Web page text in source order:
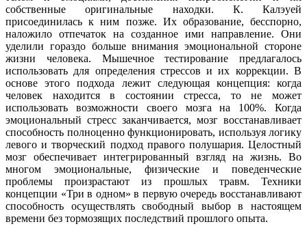
собственные оригинальные находки. К. Калэуей
присоединилась к ним позже. Их образование, бесспорно,
наложило отпечаток на созданное ими направление. Они
уделили гораздо больше внимания эмоциональной стороне
жизни человека. Мышечное тестирование предлагалось
использовать для определения стрессов и их коррекции. В
основе этого подхода лежит следующая концепция: когда
человек находится в состоянии стресса, то не может
использовать возможности своего мозга на 100%. Когда
эмоциональный стресс заканчивается, мозг восстанавливает
способность полноценно функционировать, используя логику
левого и творческий подход правого полушария. Целостный
мозг обеспечивает интегрированный взгляд на жизнь. Во
многом эмоциональные, физические и поведенческие
проблемы произрастают из прошлых травм. Техники
концепции «Три в одном» в первую очередь восстанавливают
способность осуществлять свободный выбор в настоящем
времени без тормозящих последствий прошлого опыта.